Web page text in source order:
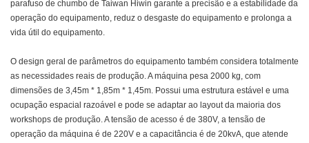
parafuso de chumbo de Taiwan Hiwin garante a precisão e a estabilidade da
operação do equipamento, reduz o desgaste do equipamento e prolonga a
vida útil do equipamento.
O design geral de parâmetros do equipamento também considera totalmente
as necessidades reais de produção. A máquina pesa 2000 kg, com
dimensões de 3,45m * 1,85m * 1,45m. Possui uma estrutura estável e uma
ocupação espacial razoável e pode se adaptar ao layout da maioria dos
workshops de produção. A tensão de acesso é de 380V, a tensão de
operação da máquina é de 220V e a capacitância é de 20kvA, que atende